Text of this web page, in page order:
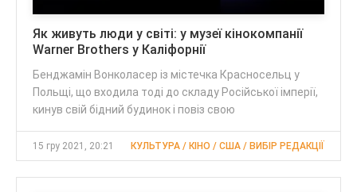
Як живуть люди у світі: у музеї кінокомпанії
Warner Brothers у Каліфорнії
Бенджамін Вонколасер із містечка Красносельц у
Польщі, що входила тоді до складу Російської імперії,
кинув свій бідний будинок і повіз свою
15 гру 2021, 20:21 КУЛЬТУРА / КІНО / США / ВИБІР РЕДАКЦІЇ